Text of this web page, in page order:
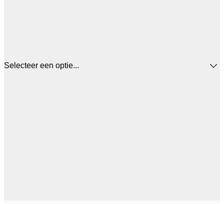
Selecteer een optie...